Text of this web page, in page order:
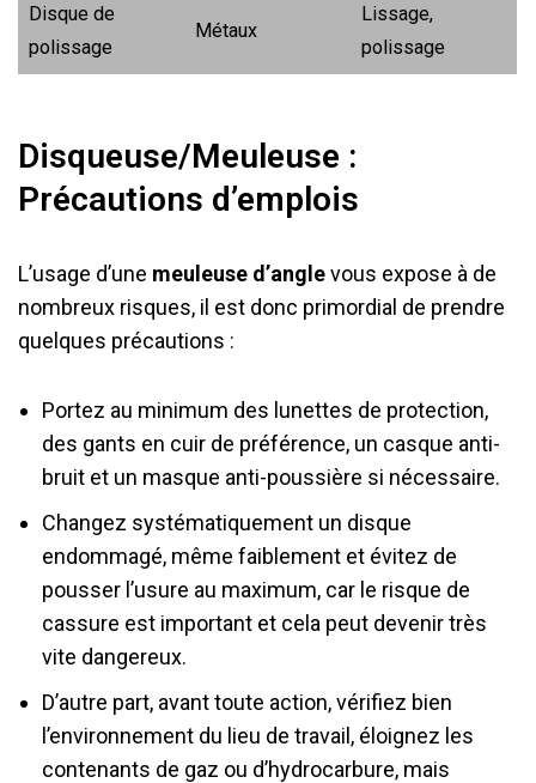
Disque de
polissage
Métaux
Lissage,
polissage
Disqueuse/Meuleuse :
Précautions d’emplois
L’usage d’une meuleuse d’anglevous expose à de
nombreux risques, il est donc primordial de prendre
quelques précautions :
Portez au minimum des lunettes de protection,
des gants en cuir de préférence, un casque anti-
bruit et un masque anti-poussière si nécessaire.
Changez systématiquement un disque
endommagé, même faiblement et évitez de
pousser l’usure au maximum, car le risque de
cassure est important et cela peut devenir très
vite dangereux.
D’autre part, avant toute action, vérifiez bien
l’environnement du lieu de travail, éloignez les
contenants de gaz ou d’hydrocarbure, mais